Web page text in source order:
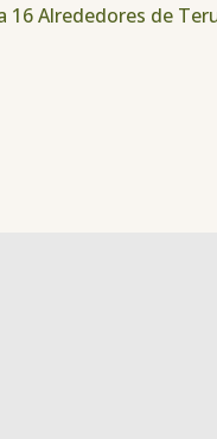
16 Alrededores de